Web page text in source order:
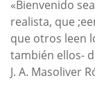
«Bienvenido
realista, que
que otros leen
también ellos-
J. A. Masoliver